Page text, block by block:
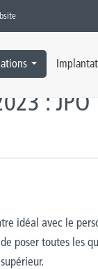
: JPO
idéal avec le
de poser toutes les